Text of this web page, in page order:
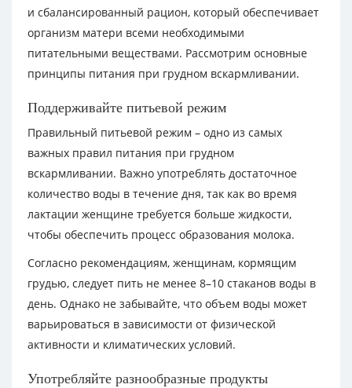
и сбалансированный рацион, который обеспечивает
организм матери всеми необходимыми
питательными веществами. Рассмотрим основные
принципы питания при грудном вскармливании.
Поддерживайте питьевой режим
Правильный питьевой режим – одно из самых
важных правил питания при грудном
вскармливании. Важно употреблять достаточное
количество воды в течение дня, так как во время
лактации женщине требуется больше жидкости,
чтобы обеспечить процесс образования молока.
Согласно рекомендациям, женщинам, кормящим
грудью, следует пить не менее 8–10 стаканов воды в
день. Однако не забывайте, что объем воды может
варьироваться в зависимости от физической
активности и климатических условий.
Употребляйте разнообразные продукты